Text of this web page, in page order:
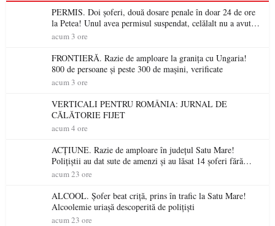
PERMIS. Doi șoferi, două dosare penale în doar 24 de ore
la Petea! Unul avea permisul suspendat, celălalt nu a avut
niciodată permis
acum 3 ore
FRONTIERĂ. Razie de amploare la granița cu Ungaria!
800 de persoane și peste 300 de mașini, verificate
acum 3 ore
VERTICALI PENTRU ROMÂNIA: JURNAL DE
CĂLĂTORIE FIJET
acum 4 ore
ACȚIUNE. Razie de amploare în județul Satu Mare!
Polițiștii au dat sute de amenzi și au lăsat 14 șoferi fără
permis într-o singură zi
acum 23 ore
ALCOOL. Șofer beat criță, prins în trafic la Satu Mare!
Alcoolemie uriașă descoperită de polițiști
acum 23 ore